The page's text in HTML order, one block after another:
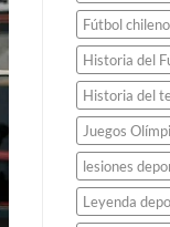
Fútbol chileno
Historia del
Historia del
Juegos
lesiones
Leyenda